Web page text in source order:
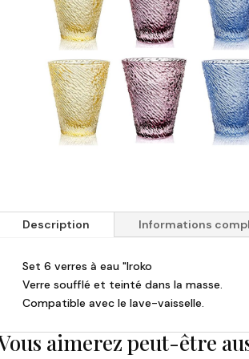
Description Informations
Set 6 verres à eau "Iroko
Verre soufflé et teinté dans la masse.
Compatible avec le lave-vaisselle.
aimerez peut-être